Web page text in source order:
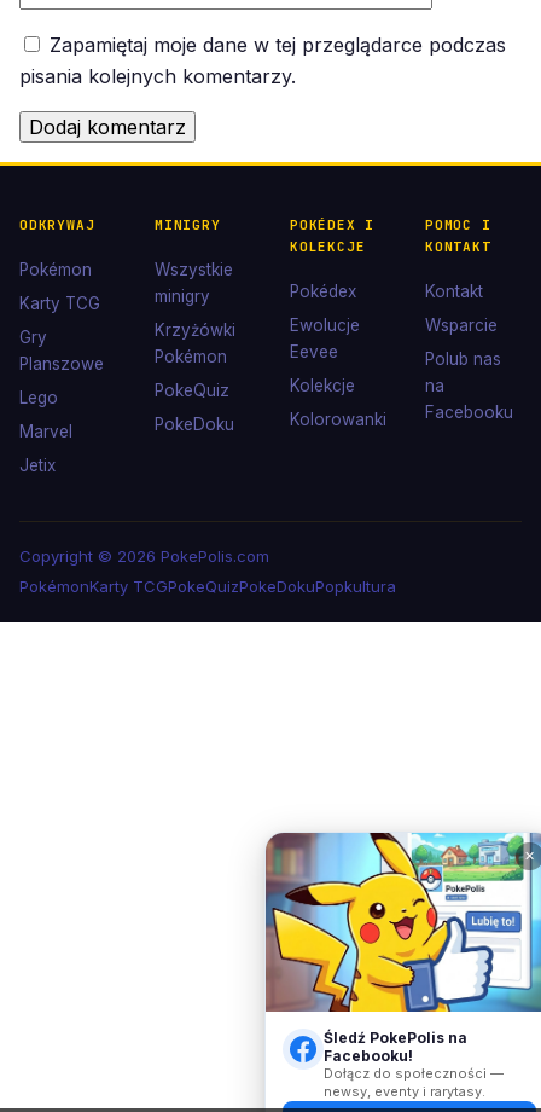
Zapamiętaj moje dane w tej przeglądarce podczas
pisania kolejnych komentarzy.
ODKRYWAJ
Pokémon
Karty TCG
Gry
Planszowe
Lego
Marvel
Jetix
MINIGRY
Wszystkie
minigry
Krzyżówki
Pokémon
PokeQuiz
PokeDoku
POKÉDEX I
KOLEKCJE
Pokédex
Ewolucje
Eevee
Kolekcje
Kolorowanki
POMOC I
KONTAKT
Kontakt
Wsparcie
Polub nas
na
Facebooku
Copyright © 2026 PokePolis.com
PokémonKarty TCGPokeQuizPokeDokuPopkultura
✕
Śledź PokePolis na
Facebooku!
Dołącz do społeczności —
newsy, eventy i rarytasy.